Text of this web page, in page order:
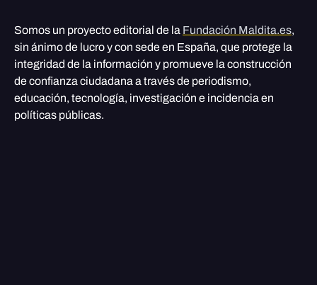
Somos un proyecto editorial de la Fundación Maldita.es,
sin ánimo de lucro y con sede en España, que protege la
integridad de la información y promueve la construcción
de confianza ciudadana a través de periodismo,
educación, tecnología, investigación e incidencia en
políticas públicas.